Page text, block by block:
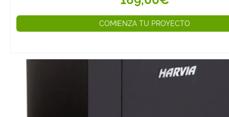
COMIENZA TU PROYECTO